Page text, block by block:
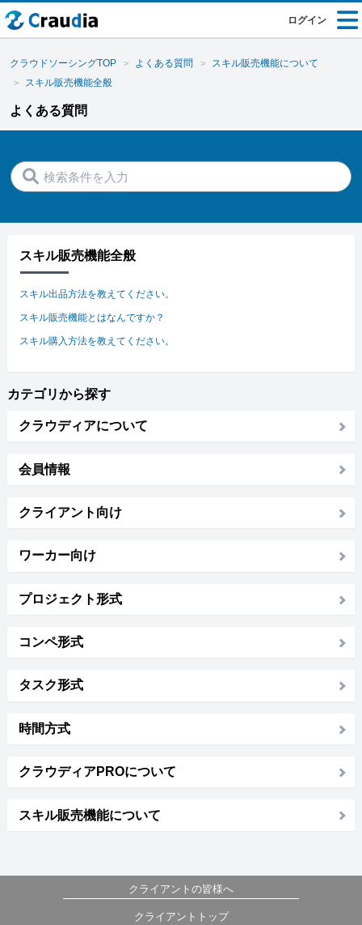
ログイン
クラウドソーシングTOP よくある質問
スキル販売機能について
スキル販売機能全般
よくある質問
スキル販売機能全般
スキル出品方法を教えてください。
スキル販売機能とはなんですか？
スキル購入方法を教えてください。
カテゴリから探す
クラウディアについて
会員情報
クライアント向け
ワーカー向け
プロジェクト形式
コンペ形式
タスク形式
時間方式
クラウディアPROについて
スキル販売機能について
クライアントの皆様へ
クライアントトップ